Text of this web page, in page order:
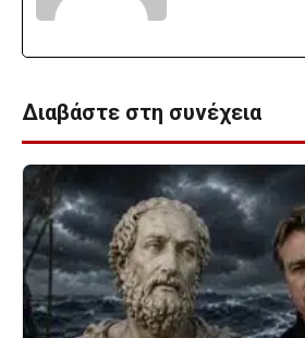
Διαβάστε στη συνέχεια